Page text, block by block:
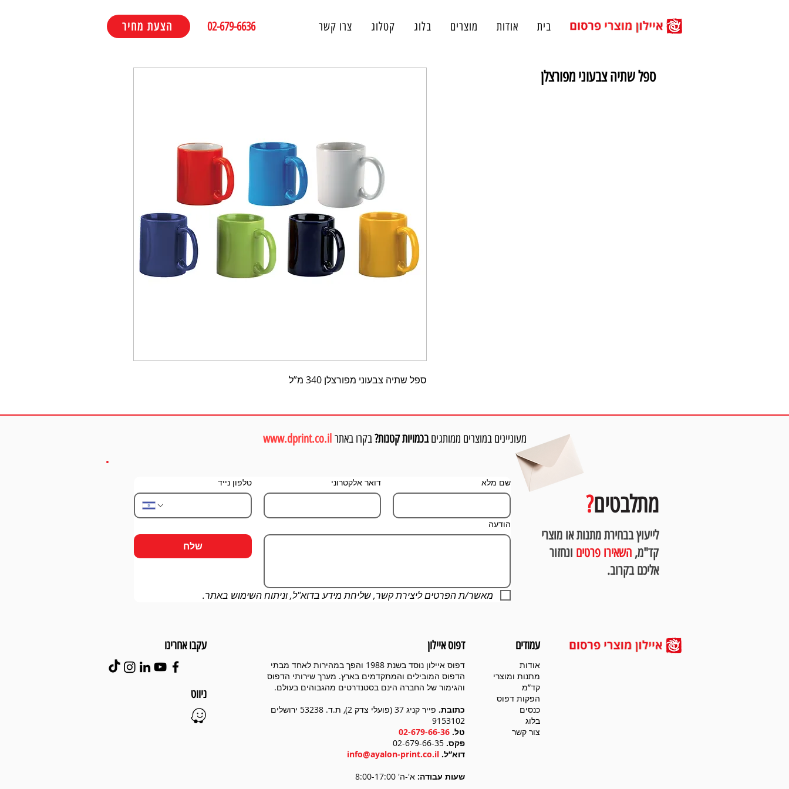
הצעת מחיר 02-679-6636 בית אודות מוצרים בלוג קטלוג צרו קשר
ספל שתיה צבעוני מפורצלן 340 מ”ל
ספל שתיה צבעוני מפורצלן
שם מלא דואר אלקטרוני טלפון נייד
הודעה
שלח
מאשר/ת הפרטים ליצירת קשר, שליחת מידע בדוא"ל, וניתוח השימוש באתר.
מתלבטים?
לייעוץ בבחירת מתנות או מוצרי
קד"מ, השאירו פרטים ונחזור
אליכם בקרוב.
מעוניינים במוצרים ממותגיםבכמויות קטנות?בקרו באתר www.dprint.co.il
עקבו אחרינו
ניווט
דפוס איילון
דפוס איילון נוסד בשנת 1988 והפך במהירות לאחד מבתי
הדפוס המובילים והמתקדמים בארץ. מערך שירותי הדפוס
והגימור של החברה הינם בסטנדרטים מהגבוהים בעולם.
כתובת.
פייר קניג 37 (פועלי צדק 2), ת.ד. 53238 ירושלים
9153102
טל. 02-679-66-36
פקס. 02-679-66-35
דוא”ל. info@ayalon-print.co.il
שעות עבודה: א'-ה' 8:00-17:00
עמודים
אודות
מתנות ומוצרי
קד”מ
הפקות דפוס
כנסים
בלוג
צור קשר